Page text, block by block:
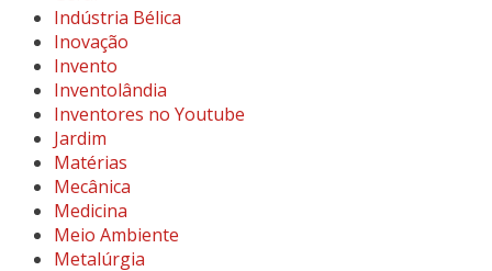
Indústria Bélica
Inovação
Invento
Inventolândia
Inventores no Youtube
Jardim
Matérias
Mecânica
Medicina
Meio Ambiente
Metalúrgia